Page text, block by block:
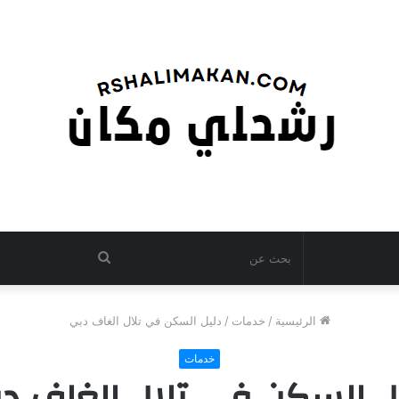
بحث
الرئيسية / خدمات / دليل السكن في تلال الغاف دبي
خدمات